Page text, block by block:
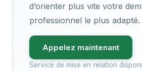
d’orienter plus vite votre
professionnel le plus adapté.
Appelez maintenant
Service de mise en relation